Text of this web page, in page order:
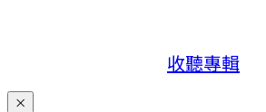
收聽專輯
×